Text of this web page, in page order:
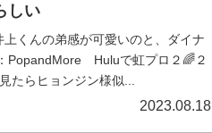
しい
くんの弟感が可愛いのと、ダイナ
PopandMore Huluで虹プロ２🌈２
たらヒョンジン様似...
2023.08.18